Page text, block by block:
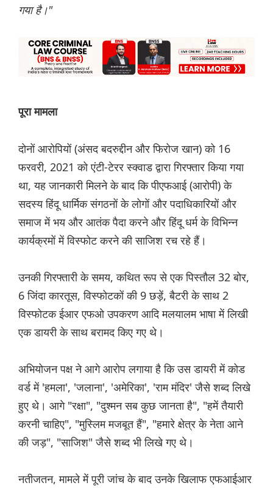
गया है।"
पूरा मामला
दोनों आरोपियों (अंसद बदरुद्दीन और फिरोज खान) को 16
फरवरी, 2021 को एंटी-टेरर स्क्वाड द्वारा गिरफ्तार किया गया
था, यह जानकारी मिलने के बाद कि पीएफआई (आरोपी) के
सदस्य हिंदू धार्मिक संगठनों के लोगों और पदाधिकारियों और
समाज में भय और आतंक पैदा करने और हिंदू धर्म के विभिन्न
कार्यक्रमों में विस्फोट करने की साजिश रच रहे हैं।
उनकी गिरफ्तारी के समय, कथित रूप से एक पिस्तौल 32 बोर,
6 जिंदा कारतूस, विस्फोटकों की 9 छड़ें, बैटरी के साथ 2
विस्फोटक ईआर एफओ उपकरण आदि मलयालम भाषा में लिखी
एक डायरी के साथ बरामद किए गए थे।
अभियोजन पक्ष ने आगे आरोप लगाया है कि उस डायरी में कोड
वर्ड में 'हमला', 'जलाना', 'अमेरिका', 'राम मंदिर' जैसे शब्द लिखे
हुए थे। आगे "रक्षा", "दुश्मन सब कुछ जानता है", "हमें तैयारी
करनी चाहिए", "मुस्लिम मजबूत हैं", "हमारे क्षेत्र के नेता आने
की जड़", "साजिश" जैसे शब्द भी लिखे गए थे।
नतीजतन, मामले में पूरी जांच के बाद उनके खिलाफ एफआईआर